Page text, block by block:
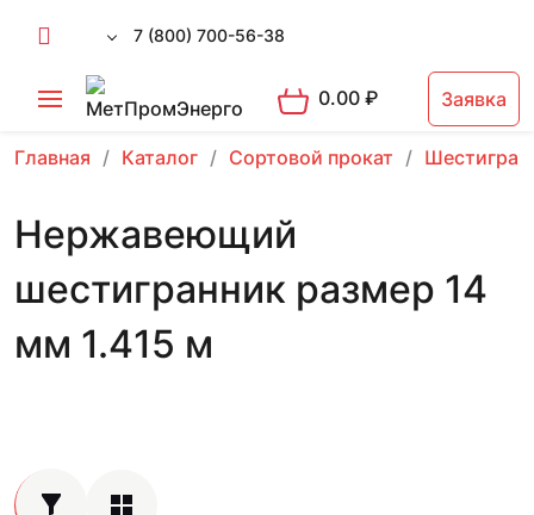
7 (800) 700-56-38
0.00₽ Заявка
Главная Каталог Сортовой прокат
Нержавеющий
шестигранник размер 14
мм 1.415 м